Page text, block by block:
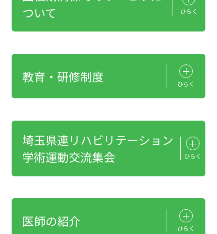
ついて
ひらく
教育・研修制度 ひらく
埼玉県連リハビリテーション
学術運動交流集会
ひらく
医師の紹介 ひらく